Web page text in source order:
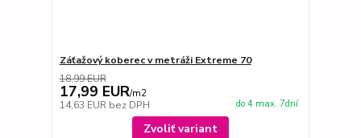
Záťažový koberec v metráži Extreme 70
18,99 EUR
17,99 EUR/m2
14,63 EUR bez DPH do 4 max. 7dní
Zvoliť variant